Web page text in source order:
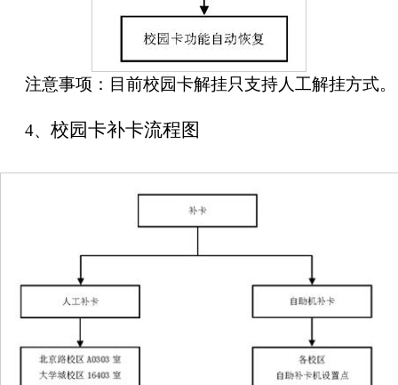
注意事项：目前校园卡解挂只支持人工解挂方式。
4、 校园卡补卡流程图